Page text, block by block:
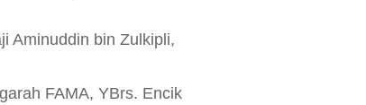
Aminuddin bin Zulkipli,
FAMA, YBrs. Encik